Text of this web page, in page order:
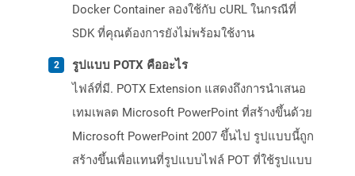
Docker Container ลองใช้กับ cURL ในกรณีที่
SDK ที่คุณต้องการยังไม่พร้อมใช้งาน
รูปแบบ POTX คืออะไร
ไฟล์ที่มี. POTX Extension แสดงถึงการนำเสนอ
เทมเพลต Microsoft PowerPoint ที่สร้างขึ้นด้วย
Microsoft PowerPoint 2007 ขึ้นไป รูปแบบนี้ถูก
สร้างขึ้นเพื่อแทนที่รูปแบบไฟล์ POT ที่ใช้รูปแบบ